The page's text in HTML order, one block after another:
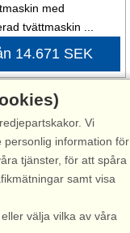
med
tvättmaskin ...
14.671 SEK
180 m²
Vi
personlig information för
tjänster, för att spåra
samt visa
välja vilka av våra